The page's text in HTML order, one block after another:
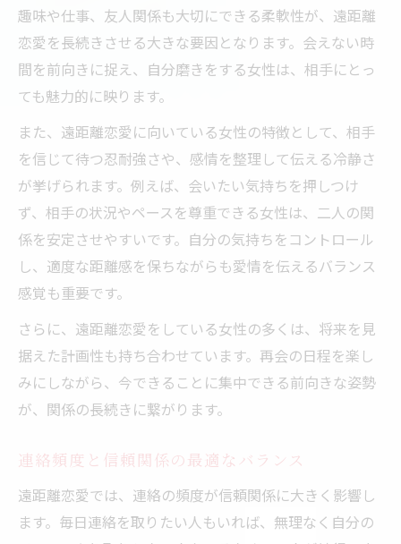
趣味や仕事、友人関係も大切にできる柔軟性が、遠距離
恋愛を長続きさせる大きな要因となります。会えない時
間を前向きに捉え、自分磨きをする女性は、相手にとっ
ても魅力的に映ります。
また、遠距離恋愛に向いている女性の特徴として、相手
を信じて待つ忍耐強さや、感情を整理して伝える冷静さ
が挙げられます。例えば、会いたい気持ちを押しつけ
ず、相手の状況やペースを尊重できる女性は、二人の関
係を安定させやすいです。自分の気持ちをコントロール
し、適度な距離感を保ちながらも愛情を伝えるバランス
感覚も重要です。
さらに、遠距離恋愛をしている女性の多くは、将来を見
据えた計画性も持ち合わせています。再会の日程を楽し
みにしながら、今できることに集中できる前向きな姿勢
が、関係の長続きに繋がります。
連絡頻度と信頼関係の最適なバランス
遠距離恋愛では、連絡の頻度が信頼関係に大きく影響し
ます。毎日連絡を取りたい人もいれば、無理なく自分の